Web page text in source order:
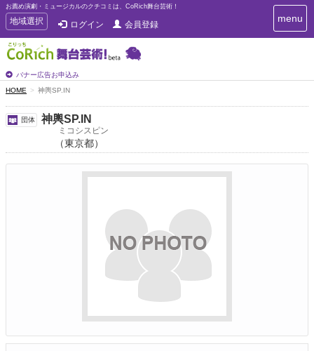
お薦め演劇・ミュージカルのクチコミは、CoRich舞台芸術！
T
o
g
g
e
n
a
v
i
a
t
地域選択 ログイン 会員登録
バナー広告お申込み
T
o
menu
HOME 神輿SP.IN
団体 神輿SP.IN
ミコシスピン
（東京都）